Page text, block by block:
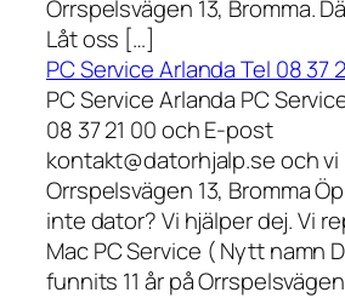
Orrspelsvägen 13, Bromma.
Låt oss […]
PC Service Arlanda Tel 08 37
PC Service Arlanda PC
08 37 21 00 och E-post
kontakt@datorhjalp.se och vi
Orrspelsvägen 13, Bromma
inte dator? Vi hjälper dej. Vi
Mac PC Service ( Nytt namn
funnits 11 år på